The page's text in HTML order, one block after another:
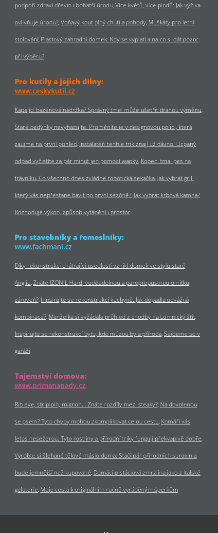
podpoří zdraví dřevin i bohatší úrodu Více květů, více plodů: Jak výživa
ovlivňuje úrodu? Voňavý kout plný chuti a pohody Muškáty pro letní
stolování Plastový zahradní domek: Kdy se vyplatí a na co si dát pozor
při výběru?
Pro kutily a jejich dílny:
www.ceskykutil.cz
Kapající bazénová nádržka? Správný tmel může ušetřit drahou výměnu
Staré bedýnky nevyhazujte. Proměníte je v designovou polici, která
zaujme na první pohled Instalatéři tenhle trik znají už dávno. Ucpaný
odpad vyčistíte za pár minut jen pomocí wapky Kopec, tma, pes na
trávníku. Co všechno dnes zvládne robotická sekačka Jak vybrat gril,
který vás nepřestane bavit po první sezóně? Jak vybrat krbová kamna?
Rozhoduje výkon, způsob vytápění i prostor
Pro stavebníky a řemeslníky:
www.fachmani.cz
Díky rekonstrukci chátrající usedlosti vznikl domek ve stylu staré
Anglie Znáte IZONIL Hard, voděodolnou a paropropustnou omítku
zároveň? Inpsirujte se rekonstrukcí kuchyně. Jak dopadla odvážná
kombinace? Manželka si vyžádala průhled z chodby na Lomnický štít
Inspirujte se rekonstrukcí bytu, kde múzou byla příroda Sejdeme se v
garáži
Tajemství domova:
www.primanapady.cz
Rib eye, striploin, mignon… Znáte rozdíly mezi steaky? Na dovolenou
se psem? Tyto chyby mohou zkomplikovat celou cestu Komáři vás
letos nesežerou. Tyto rostliny a přírodní triky fungují překvapivě dobře
Vyrobte si šlehané tělové máslo doma: Stačí pár přírodních surovin a
bude jemnější než kupované Domácí pistáciová zmrzlina jako z italské
gelaterie Moje cesta k originálním ručně vyráběným šperkům